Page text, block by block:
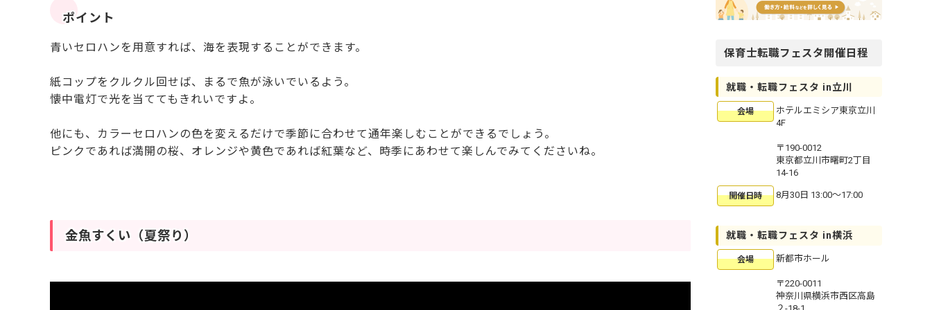
ポイント
青いセロハンを用意すれば、海を表現することができます。
紙コップをクルクル回せば、まるで魚が泳いでいるよう。
懐中電灯で光を当ててもきれいですよ。
他にも、カラーセロハンの色を変えるだけで季節に合わせて通年楽しむことができるでしょう。
ピンクであれば満開の桜、オレンジや黄色であれば紅葉など、時季にあわせて楽しんでみてくださいね。
金魚すくい（夏祭り）
保育士転職フェスタ開催日程
就職・転職フェスタ in立川
会場
ホテルエミシア東京立川
4F
〒190-0012
東京都立川市曙町2丁目
14-16
開催日時 8月30日 13:00〜17:00
就職・転職フェスタ in横浜
会場 新都市ホール
〒220-0011
神奈川県横浜市西区高島